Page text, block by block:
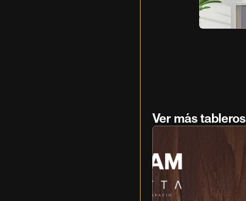
Ver más tableros